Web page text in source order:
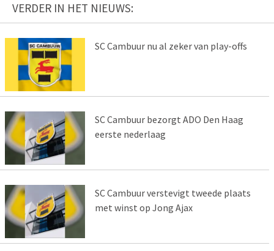
VERDER IN HET NIEUWS:
SC Cambuur nu al zeker van play-offs
SC Cambuur bezorgt ADO Den Haag
eerste nederlaag
SC Cambuur verstevigt tweede plaats
met winst op Jong Ajax